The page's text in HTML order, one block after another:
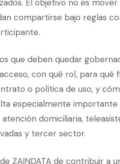
El objetivo no es
compartirse bajo reglas
que deben quedar
con qué rol, para qué
o política de uso, y
especialmente importante
domiciliaria,
y tercer sector.
ZAINDATA de contribuir a